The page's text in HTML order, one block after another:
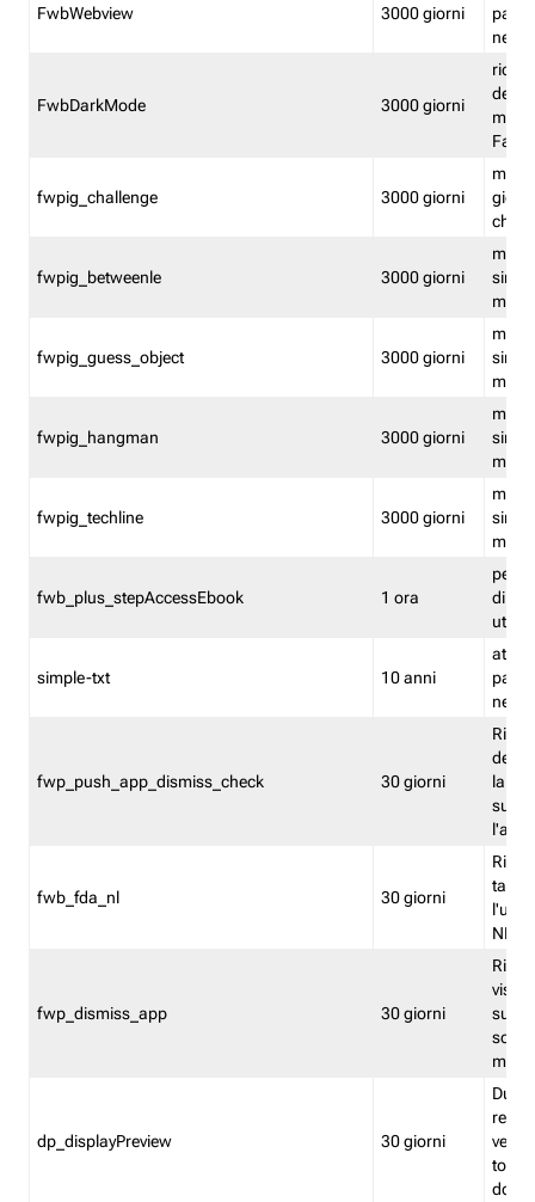
FwbWebview 3000 giorni
FwbDarkMode 3000 giorni
fwpig_challenge 3000 giorni
fwpig_betweenle 3000 giorni
fwpig_guess_object 3000 giorni
fwpig_hangman 3000 giorni
fwpig_techline 3000 giorni
fwb_plus_stepAccessEbook 1 ora
di un
simple-txt 10 anni
attiva
fwp_push_app_dismiss_check 30 giorni
la
fwb_fda_nl 30 giorni
NL
fwp_dismiss_app 30 giorni
visto
dp_displayPreview 30 giorni
torna
dopo